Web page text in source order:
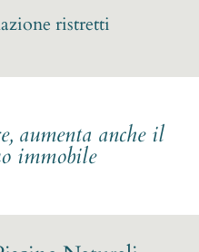
ristretti
aumenta anche il
immobile